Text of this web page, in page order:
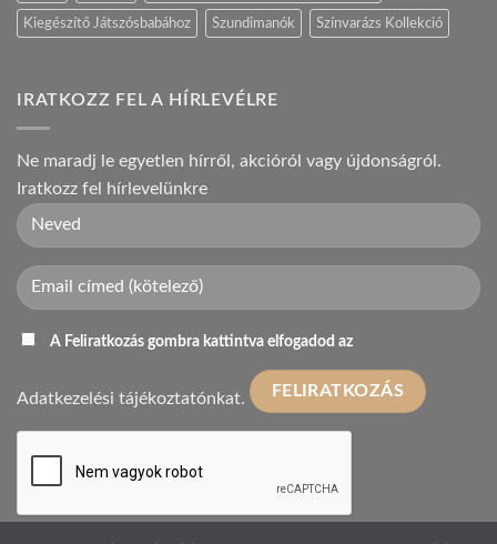
Kiegészítő Játszósbabához Szundimanók Színvarázs Kollekció
IRATKOZZ FEL A HÍRLEVÉLRE
Ne maradj le egyetlen hírről, akcióról vagy újdonságról.
Iratkozz fel hírlevelünkre
A Feliratkozás gombra kattintva elfogadod az
Adatkezelési tájékoztatónkat.